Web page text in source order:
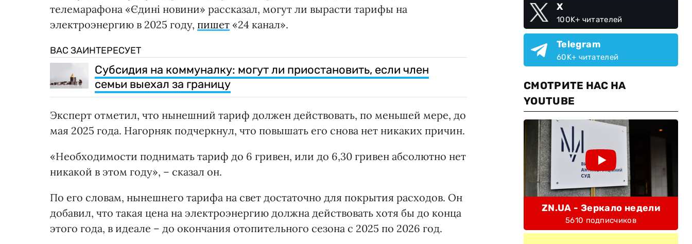
телемарафона «Єдині новини» рассказал, могут ли вырасти тарифы на
электроэнергию в 2025 году, пишет «24 канал».
ВАС ЗАИНТЕРЕСУЕТ
Субсидия на коммуналку: могут ли приостановить, если член
семьи выехал за границу
Эксперт отметил, что нынешний тариф должен действовать, по меньшей мере, до
мая 2025 года. Нагорняк подчеркнул, что повышать его снова нет никаких причин.
«Необходимости поднимать тариф до 6 гривен, или до 6,30 гривен абсолютно нет
никакой в этом году», – сказал он.
По его словам, нынешнего тарифа на свет достаточно для покрытия расходов. Он
добавил, что такая цена на электроэнергию должна действовать хотя бы до конца
этого года, в идеале – до окончания отопительного сезона с 2025 по 2026 год.
X
100K+ читателей
Telegram
60K+ читателей
СМОТРИТЕ НАС НА
YOUTUBE
ZN.UA - Зеркало недели
5610 подписчиков